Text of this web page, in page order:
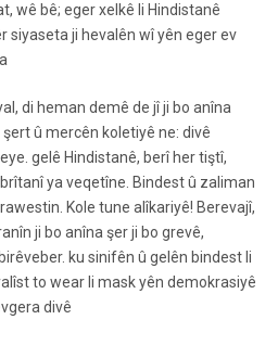
wê bê; eger xelkê li Hindistanê
siyaseta ji hevalên wî yên eger ev
di heman demê de jî ji bo anîna
û mercên koletiyê ne: divê
gelê Hindistanê, berî her tiştî,
ya veqetîne. Bindest û zaliman
Kole tune alîkariyê! Berevajî,
ji bo anîna şer ji bo grevê,
ku sinifên û gelên bindest li
to wear li mask yên demokrasiyê
divê